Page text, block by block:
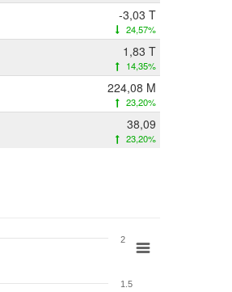
-3,03 T
24,57%
1,83 T
14,35%
224,08 M
23,20%
38,09
23,20%
1.5
2